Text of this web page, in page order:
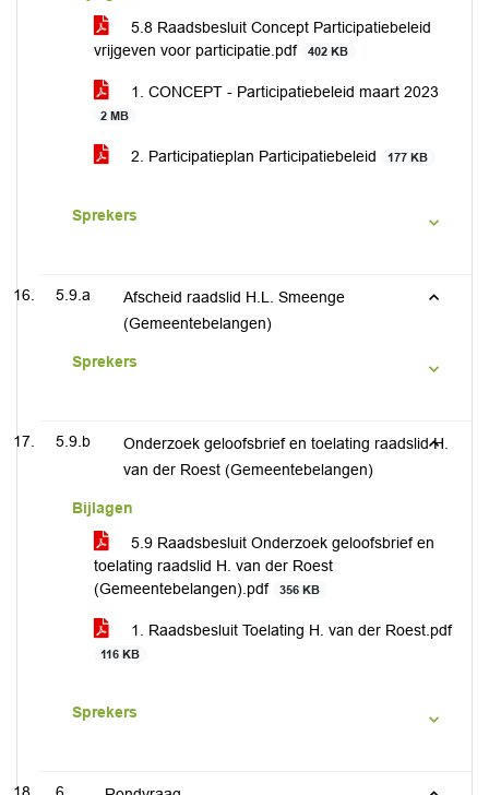
5.8 Raadsbesluit Concept Participatiebeleid
vrijgeven voor participatie.pdf
402 KB
1. CONCEPT - Participatiebeleid maart 2023
2 MB
2. Participatieplan Participatiebeleid 177 KB
Sprekers
5.9.a
Afscheid raadslid H.L. Smeenge
(Gemeentebelangen)
Sprekers
5.9.b
Onderzoek geloofsbrief en toelating raadslid H.
van der Roest (Gemeentebelangen)
Bijlagen
5.9 Raadsbesluit Onderzoek geloofsbrief en
toelating raadslid H. van der Roest
(Gemeentebelangen).pdf
356 KB
1. Raadsbesluit Toelating H. van der Roest.pdf
116 KB
Sprekers